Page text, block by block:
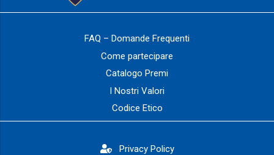
FAQ – Domande Frequenti
Come partecipare
Catalogo Premi
I Nostri Valori
Codice Etico
Privacy Policy